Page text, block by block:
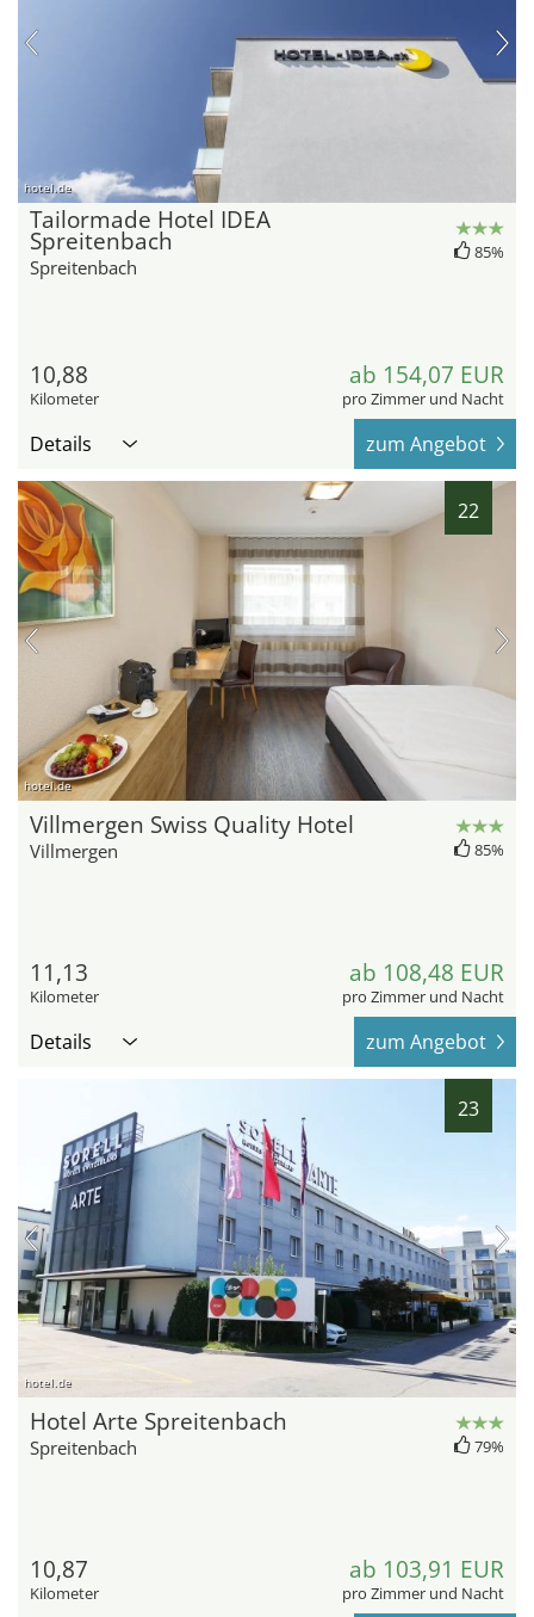
hotel.de
Tailormade Hotel IDEA
Spreitenbach
Spreitenbach
85%
10,88
Kilometer
ab 154,07 EUR
pro Zimmer und Nacht
Details zum Angebot
22
hotel.de
Villmergen Swiss Quality Hotel
Villmergen 85%
11,13
Kilometer
ab 108,48 EUR
pro Zimmer und Nacht
Details zum Angebot
23
hotel.de
Hotel Arte Spreitenbach
Spreitenbach 79%
10,87
Kilometer
ab 103,91 EUR
pro Zimmer und Nacht